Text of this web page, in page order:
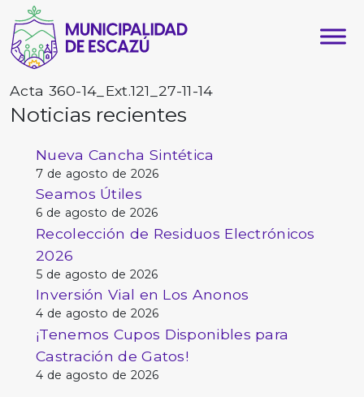
Acta 360-14_Ext.121_27-11-14
Noticias recientes
Nueva Cancha Sintética
7 de agosto de 2026
Seamos Útiles
6 de agosto de 2026
Recolección de Residuos Electrónicos
2026
5 de agosto de 2026
Inversión Vial en Los Anonos
4 de agosto de 2026
¡Tenemos Cupos Disponibles para
Castración de Gatos!
4 de agosto de 2026